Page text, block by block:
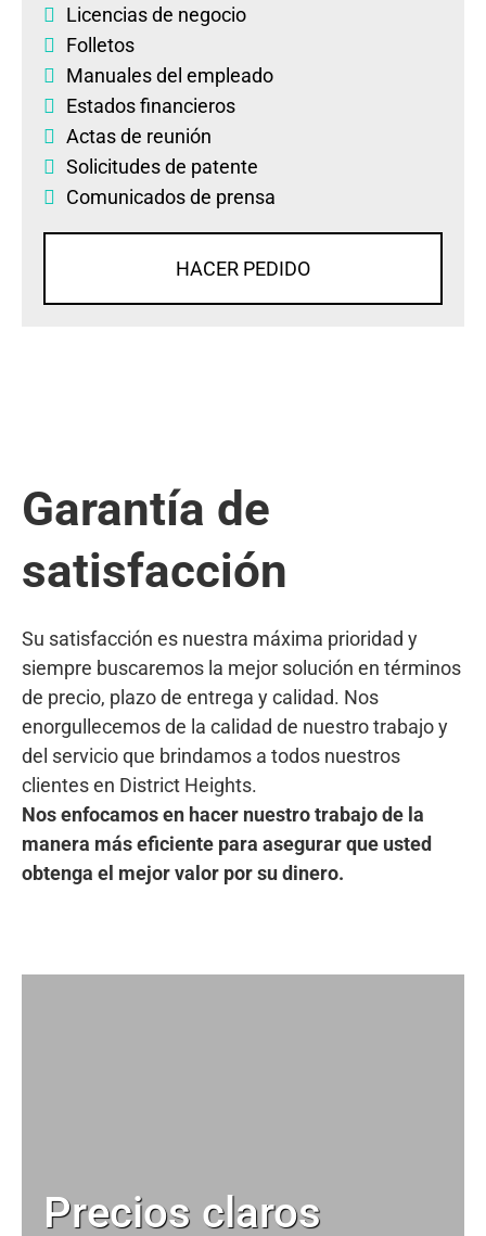
Licencias de negocio
Folletos
Manuales del empleado
Estados financieros
Actas de reunión
Solicitudes de patente
Comunicados de prensa
HACER PEDIDO
Garantía de
satisfacción
Su satisfacción es nuestra máxima prioridad y
siempre buscaremos la mejor solución en términos
de precio, plazo de entrega y calidad. Nos
enorgullecemos de la calidad de nuestro trabajo y
del servicio que brindamos a todos nuestros
clientes en District Heights.
Nos enfocamos en hacer nuestro trabajo de la
manera más eficiente para asegurar que usted
obtenga el mejor valor por su dinero.
Precios claros